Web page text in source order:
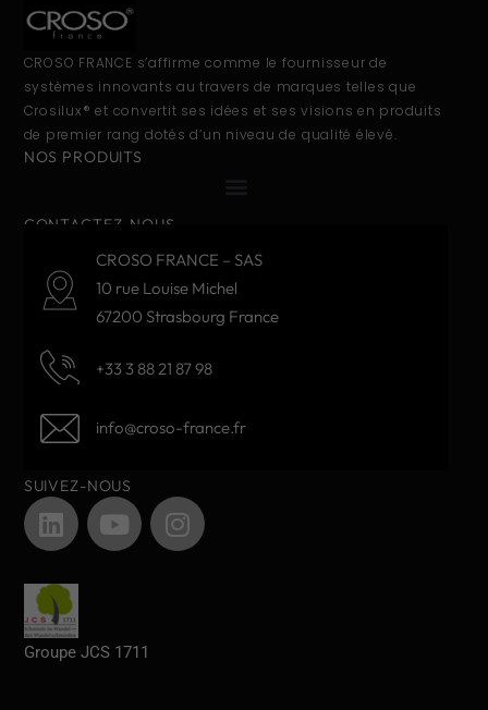
CROSO FRANCE s’affirme comme le fournisseur de
systèmes innovants au travers de marques telles que
Crosilux® et convertit ses idées et ses visions en produits
de premier rang dotés d’un niveau de qualité élevé.
NOS PRODUITS
CONTACTEZ-NOUS
CROSO FRANCE – SAS
10 rue Louise Michel
67200 Strasbourg France
+33 3 88 21 87 98
info@croso-france.fr
SUIVEZ-NOUS
Groupe JCS 1711